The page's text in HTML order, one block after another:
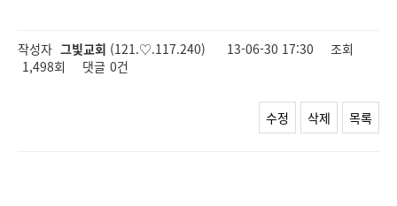
작성자 그빛교회 (121.♡.117.240) 13-06-30 17:30
조회
1,498회
댓글 0건
수정 삭제 목록